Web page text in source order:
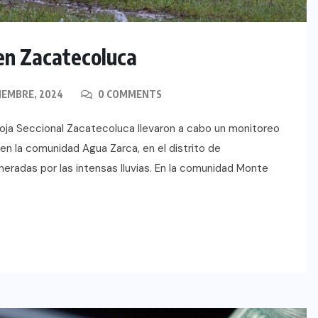
Zacatecoluca
2024 0 COMMENTS
Seccional Zacatecoluca llevaron a cabo un monitoreo
la comunidad Agua Zarca, en el distrito de
por las intensas lluvias. En la comunidad Monte